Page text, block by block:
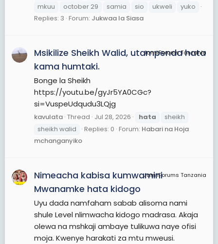
mkuu
october 29 samia sio ukweli
yuko
Replies: 3 Forum: Jukwaa la Siasa
JamiiForums Tanzania
Msikilize Sheikh Walid, utampenda hata
kama humtaki.
Bonge la Sheikh
https://youtu.be/gyJr5YA0CGc?
si=VuspeUdqudu3LQjg
kavulata Thread Jul 28, 2026 hata
sheikh
sheikh walid
Replies: 0 Forum: Habari na Hoja
mchanganyiko
JamiiForums Tanzania
Nimeacha kabisa kumwamini
Mwanamke hata kidogo
Uyu dada namfaham sabab alisoma nami
shule Level nlimwacha kidogo madrasa. Akaja
olewa na mshkaji ambaye tulikuwa naye ofisi
moja. Kwenye harakati za mtu mweusi.